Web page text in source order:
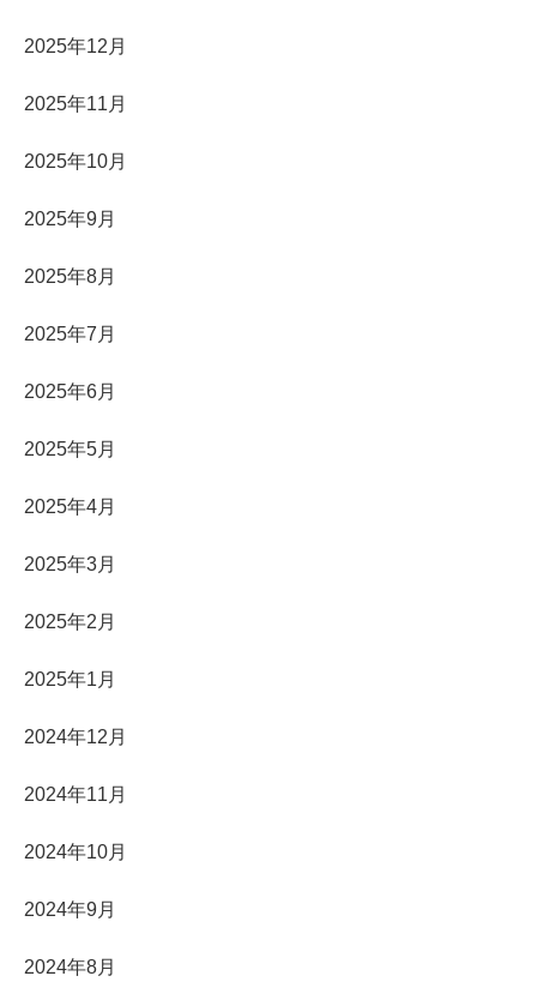
2025年12月
2025年11月
2025年10月
2025年9月
2025年8月
2025年7月
2025年6月
2025年5月
2025年4月
2025年3月
2025年2月
2025年1月
2024年12月
2024年11月
2024年10月
2024年9月
2024年8月